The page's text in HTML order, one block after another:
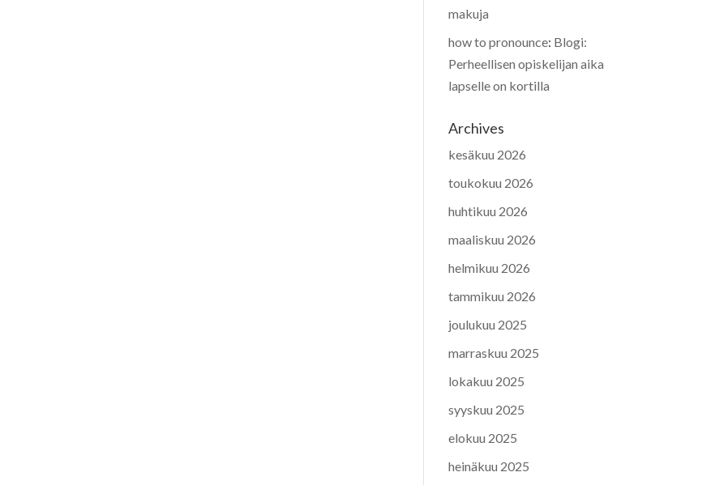
makuja
how to pronounce: Blogi:
Perheellisen opiskelijan aika
lapselle on kortilla
Archives
kesäkuu 2026
toukokuu 2026
huhtikuu 2026
maaliskuu 2026
helmikuu 2026
tammikuu 2026
joulukuu 2025
marraskuu 2025
lokakuu 2025
syyskuu 2025
elokuu 2025
heinäkuu 2025